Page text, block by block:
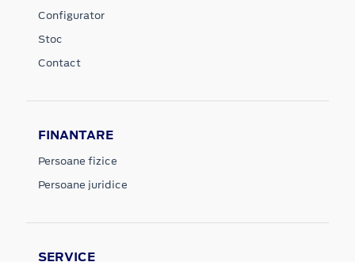
Configurator
Stoc
Contact
FINANTARE
Persoane fizice
Persoane juridice
SERVICE